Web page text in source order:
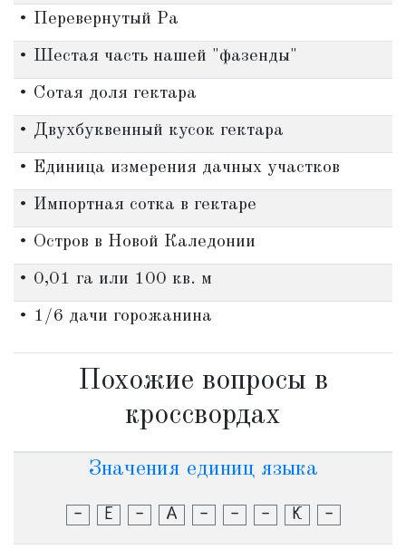
• Перевернутый Ра
• Шестая часть нашей "фазенды"
• Сотая доля гектара
• Двухбуквенный кусок гектара
• Единица измерения дачных участков
• Импортная сотка в гектаре
• Остров в Новой Каледонии
• 0,01 га или 100 кв. м
• 1/6 дачи горожанина
Похожие вопросы в
кроссвордах
Значения единиц языка
- Е - А - - - К -